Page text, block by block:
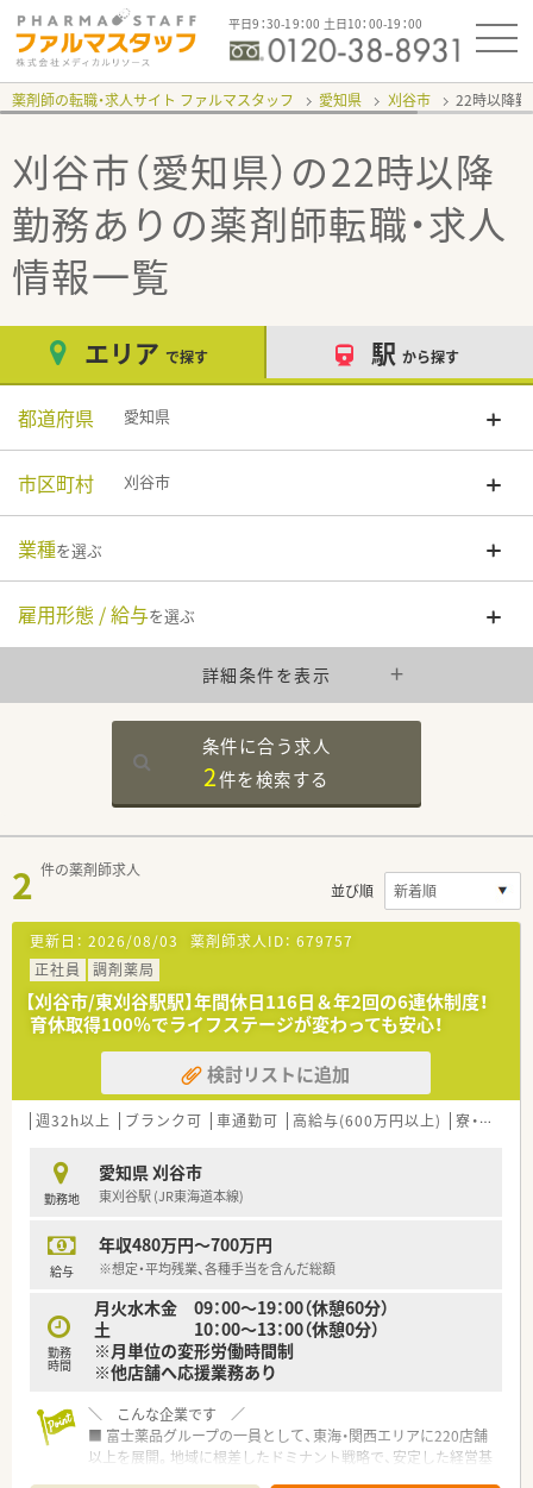
平日9：30-19：00 土日10：00-19：00
薬剤師の転職・求人サイト ファルマスタッフ 愛知県 刈谷市 22時以降
刈谷市（愛知県）の22時以降
勤務あり の薬剤師転職・求人
情報一覧
エリア で探す 駅 から探す
都道府県 愛知県
市区町村 刈谷市
業種を選ぶ
雇用形態 / 給与を選ぶ
詳細条件を表示
条件に合う求人
2件を検索する
2 件の薬剤師求人
並び順
更新日： 2026/08/03 薬剤師求人ID： 679757
正社員
調剤薬局
【刈谷市/東刈谷駅駅】年間休日116日＆年2回の6連休制度！
育休取得100％でライフステージが変わっても安心！
検討リストに追加
週32h以上 ブランク可 車通勤可 高給与(600万円以上) 寮・借上社宅あり
勤務地
愛知県 刈谷市
東刈谷駅 (JR東海道本線)
給与
年収480万円～700万円
※想定・平均残業、各種手当を含んだ総額
勤務
時間
月火水木金 09：00～19：00（休憩60分）
土 10：00～13：00（休憩0分）
※月単位の変形労働時間制
※他店舗へ応援業務あり
＼ こんな企業です ／
■ 富士薬品グループの一員として、東海・関西エリアに220店舗
以上を展開。地域に根差したドミナント戦略で、安定した経営基